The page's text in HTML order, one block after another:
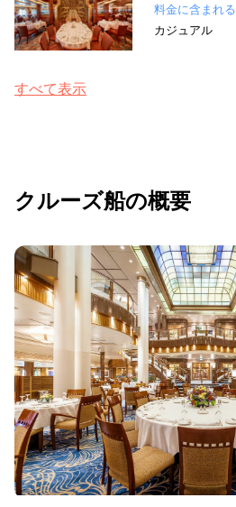
料金に含まれる
カジュアル
すべて表示
クルーズ船の概要